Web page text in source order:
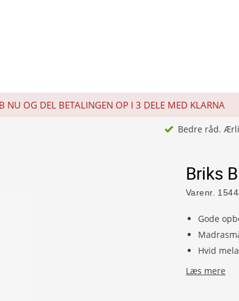
NU OG DEL BETALINGEN OP I 3 DELE MED KLARNA
Bedre råd.
Briks
Varenr.
Gode
Hvid
Læs mere